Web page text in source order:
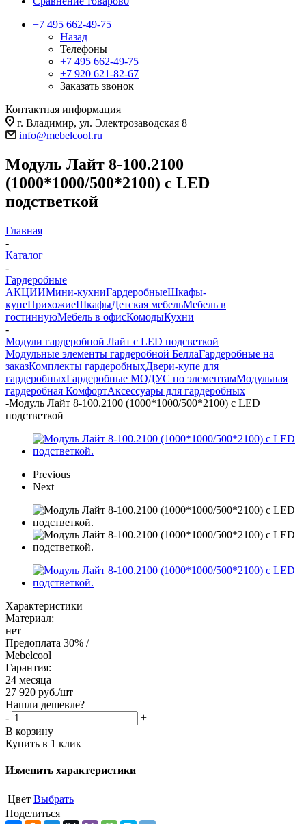
+7 495 662-49-75
Назад
Телефоны
+7 495 662-49-75
+7 920 621-82-67
Заказать звонок
Контактная информация
г. Владимир, ул. Электрозаводская 8
info@mebelcool.ru
Модуль Лайт 8-100.2100
(1000*1000/500*2100) с LED
подстветкой
Главная
-
Каталог
-
Гардеробные
АКЦИИМини-кухниГардеробныеШкафы-
купеПрихожиеШкафыДетская мебельМебель в
гостиннуюМебель в офисКомодыКухни
-
Модули гардеробной Лайт с LED подсветкой
Модульные элементы гардеробной БеллаГардеробные на
заказКомплекты гардеробныхДвери-купе для
гардеробныхГардеробные МОДУС по элементамМодульная
гардеробная КомфортАксессуары для гардеробных
-Модуль Лайт 8-100.2100 (1000*1000/500*2100) с LED
подстветкой
Previous
Next
Характеристики
Материал:
нет
Предоплата 30% /
Mebelcool
Гарантия:
24 месяца
27 920 руб./шт
Нашли дешевле?
-
+
В корзину
Купить в 1 клик
Изменить характеристики
Цвет Выбрать
Поделиться